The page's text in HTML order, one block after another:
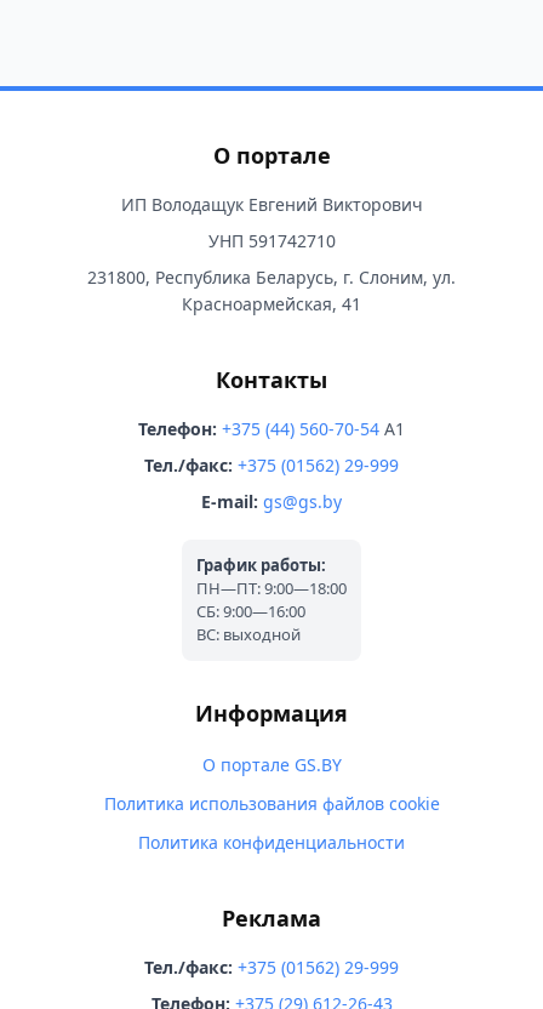
О портале
ИП Володащук Евгений Викторович
УНП 591742710
231800, Республика Беларусь, г. Слоним, ул.
Красноармейская, 41
Контакты
Телефон: +375 (44) 560-70-54 A1
Тел./факс: +375 (01562) 29-999
E-mail: gs@gs.by
График работы:
ПН—ПТ: 9:00—18:00
СБ: 9:00—16:00
ВС: выходной
Информация
О портале GS.BY
Политика использования файлов cookie
Политика конфиденциальности
Реклама
Тел./факс: +375 (01562) 29-999
Телефон: +375 (29) 612-26-43